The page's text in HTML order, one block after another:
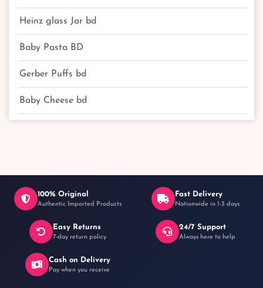
Heinz glass Jar bd
Baby Pasta BD
Gerber Puffs bd
Baby Cheese bd
100% Original
Authentic Imported Products
Fast Delivery
Nationwide in 1-3 days
Easy Returns
7-day return policy
24/7 Support
Always here to help
Cash on Delivery
Pay when you receive